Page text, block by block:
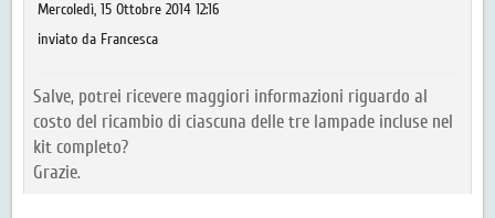
Mercoledì, 15 Ottobre 2014 12:16
inviato da Francesca
Salve, potrei ricevere maggiori informazioni riguardo al
costo del ricambio di ciascuna delle tre lampade incluse nel
kit completo?
Grazie.